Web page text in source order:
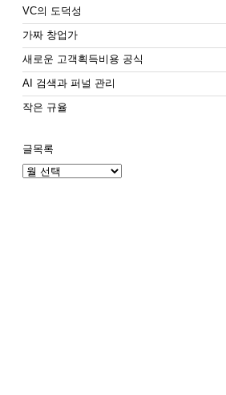
VC의 도덕성
가짜 창업가
새로운 고객획득비용 공식
AI 검색과 퍼널 관리
작은 규율
글목록
글